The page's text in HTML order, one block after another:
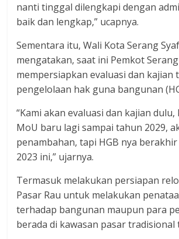
nanti tinggal dilengkapi dengan
baik dan lengkap,” ucapnya.
Sementara itu, Wali Kota Serang
mengatakan, saat ini Pemkot
mempersiapkan evaluasi dan kajian
pengelolaan hak guna bangunan
“Kami akan evaluasi dan kajian dulu,
MoU baru lagi sampai tahun 2029,
penambahan, tapi HGB nya
2023 ini,” ujarnya.
Termasuk melakukan persiapan
Pasar Rau untuk melakukan
terhadap bangunan maupun para
berada di kawasan pasar tradisional